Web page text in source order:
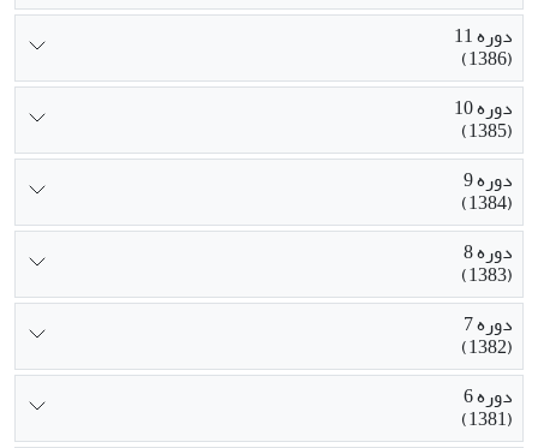
دوره 11
(1386)
دوره 10
(1385)
دوره 9
(1384)
دوره 8
(1383)
دوره 7
(1382)
دوره 6
(1381)